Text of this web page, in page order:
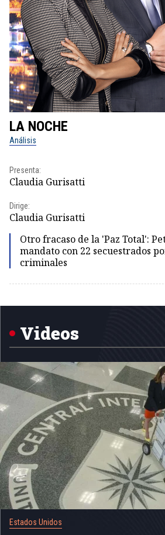
LA NOCHE
Análisis
Presenta:
Claudia Gurisatti
Dirige:
Claudia Gurisatti
Otro fracaso de la 'Paz Total':
mandato con 22 secuestrados
criminales
Videos
Estados Unidos